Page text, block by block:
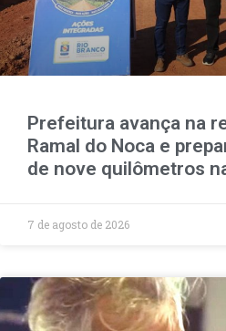
Prefeitura avança na
Ramal do Noca e
de nove quilômetros
7 de agosto de 2026